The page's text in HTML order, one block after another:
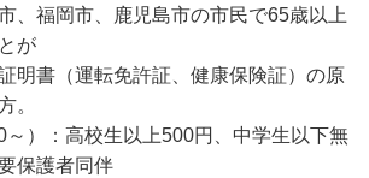
、福岡市、鹿児島市の市民で65歳以上
が
明書（運転免許証、健康保険証）の原
。
～）：高校生以上500円、中学生以下無
保護者同伴